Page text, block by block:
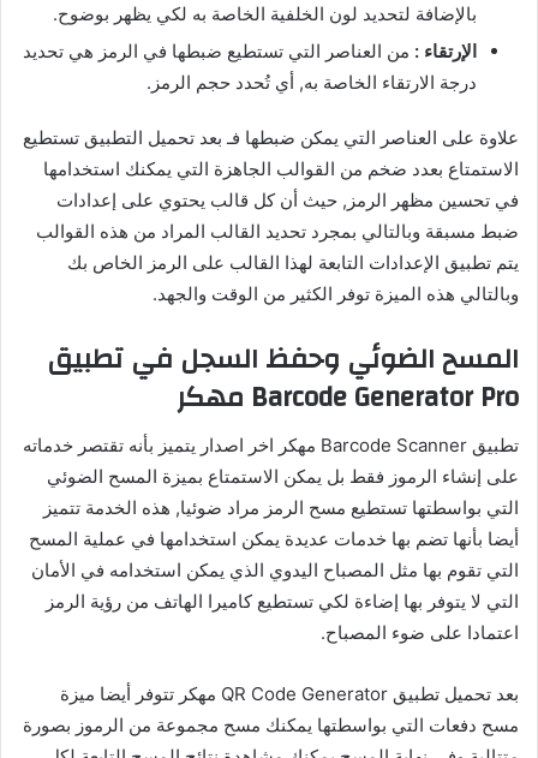
بالإضافة لتحديد لون الخلفية الخاصة به لكي يظهر بوضوح.
الإرتقاء : من العناصر التي تستطيع ضبطها في الرمز هي تحديد
درجة الارتقاء الخاصة به, أي تُحدد حجم الرمز.
علاوة على العناصر التي يمكن ضبطها فـ بعد تحميل التطبيق تستطيع
الاستمتاع بعدد ضخم من القوالب الجاهزة التي يمكنك استخدامها
في تحسين مظهر الرمز, حيث أن كل قالب يحتوي على إعدادات
ضبط مسبقة وبالتالي بمجرد تحديد القالب المراد من هذه القوالب
يتم تطبيق الإعدادات التابعة لهذا القالب على الرمز الخاص بك
وبالتالي هذه الميزة توفر الكثير من الوقت والجهد.
المسح الضوئي وحفظ السجل في تطبيق
Barcode Generator Pro مهكر
تطبيق Barcode Scanner مهكر اخر اصدار يتميز بأنه تقتصر خدماته
على إنشاء الرموز فقط بل يمكن الاستمتاع بميزة المسح الضوئي
التي بواسطتها تستطيع مسح الرمز مراد ضوئيا, هذه الخدمة تتميز
أيضا بأنها تضم بها خدمات عديدة يمكن استخدامها في عملية المسح
التي تقوم بها مثل المصباح اليدوي الذي يمكن استخدامه في الأمان
التي لا يتوفر بها إضاءة لكي تستطيع كاميرا الهاتف من رؤية الرمز
اعتمادا على ضوء المصباح.
بعد تحميل تطبيق QR Code Generator مهكر تتوفر أيضا ميزة
مسح دفعات التي بواسطتها يمكنك مسح مجموعة من الرموز بصورة